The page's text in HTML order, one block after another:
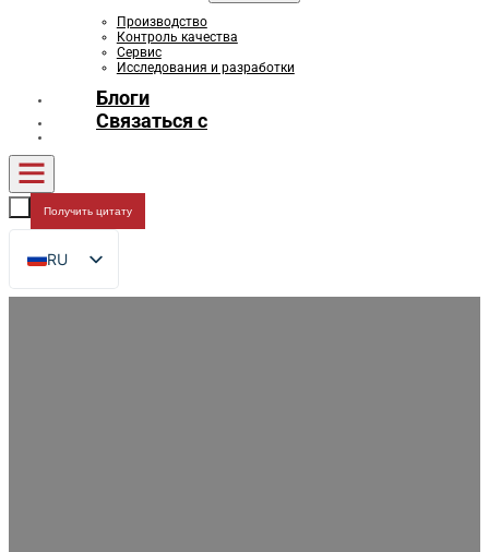
Производство
Контроль качества
Сервис
Исследования и разработки
Блоги
Связаться с
Получить цитату
RU
EN